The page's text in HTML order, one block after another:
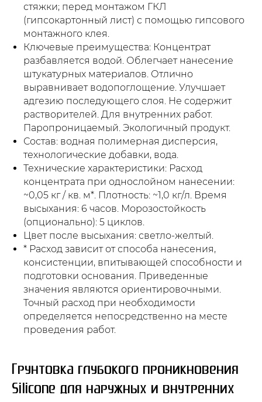
стяжки; перед монтажом ГКЛ
(гипсокартонный лист) с помощью гипсового
монтажного клея.
Ключевые преимущества: Концентрат
разбавляется водой. Облегчает нанесение
штукатурных материалов. Отлично
выравнивает водопоглощение. Улучшает
адгезию последующего слоя. Не содержит
растворителей. Для внутренних работ.
Паропроницаемый. Экологичный продукт.
Состав: водная полимерная дисперсия,
технологические добавки, вода.
Технические характеристики: Расход
концентрата при однослойном нанесении:
~0,05 кг / кв. м*. Плотность: ~1,0 кг/л. Время
высыхания: 6 часов. Морозостойкость
(опционально): 5 циклов.
Цвет после высыхания: светло-желтый.
* Расход зависит от способа нанесения,
консистенции, впитывающей способности и
подготовки основания. Приведенные
значения являются ориентировочными.
Точный расход при необходимости
определяется непосредственно на месте
проведения работ.
Грунтовка глубокого проникновения
Silicone для наружных и внутренних